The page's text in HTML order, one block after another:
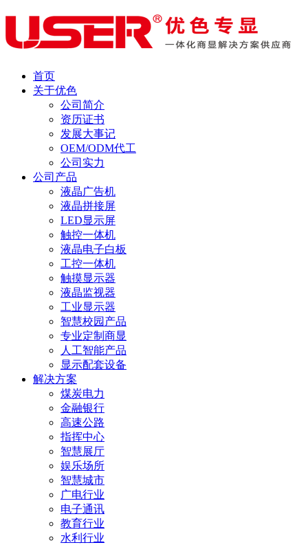
首页
关于优色
公司简介
资历证书
发展大事记
OEM/ODM代工
公司实力
公司产品
液晶广告机
液晶拼接屏
LED显示屏
触控一体机
液晶电子白板
工控一体机
触摸显示器
液晶监视器
工业显示器
智慧校园产品
专业定制商显
人工智能产品
显示配套设备
解决方案
煤炭电力
金融银行
高速公路
指挥中心
智慧展厅
娱乐场所
智慧城市
广电行业
电子通讯
教育行业
水利行业